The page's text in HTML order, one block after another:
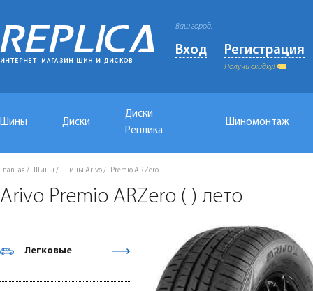
Ваш город:
Вход Регистрация
Получи скидку!
Шины Диски
Диски
Реплика
Шиномонтаж
Главная Шины Шины Arivo Premio ARZero
Arivo Premio ARZero ( ) лето
Легковые